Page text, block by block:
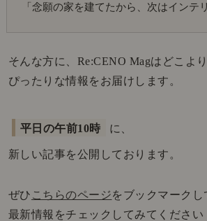
「念願の家を建てたから、次はインテ
そんな方に、Re:CENO Magはどこよ
ぴったりな情報をお届けします。
平日の午前10時 に、
新しい記事を公開しております。
ぜひ こちらのページをブックマークし
最新情報をチェックしてみてください